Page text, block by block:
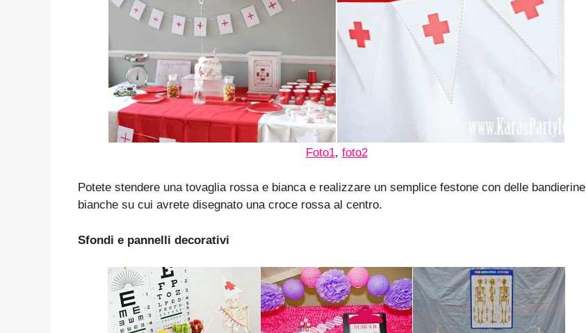
Foto1, foto2
Potete stendere una tovaglia rossa e bianca e realizzare un semplice festone con delle bandierine
bianche su cui avrete disegnato una croce rossa al centro.
Sfondi e pannelli decorativi